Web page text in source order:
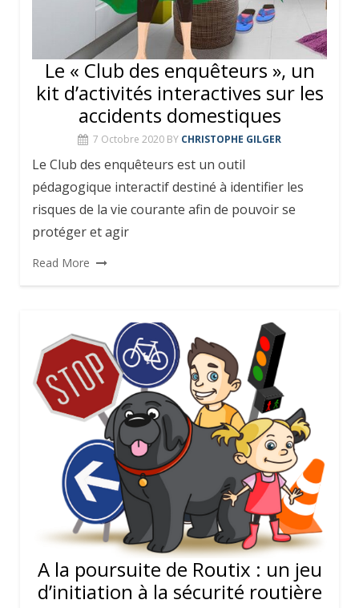
Le « Club des enquêteurs », un
kit d’activités interactives sur les
accidents domestiques
7 Octobre 2020 BY CHRISTOPHE GILGER
Le Club des enquêteurs est un outil
pédagogique interactif destiné à identifier les
risques de la vie courante afin de pouvoir se
protéger et agir
Read More
A la poursuite de Routix : un jeu
d’initiation à la sécurité routière